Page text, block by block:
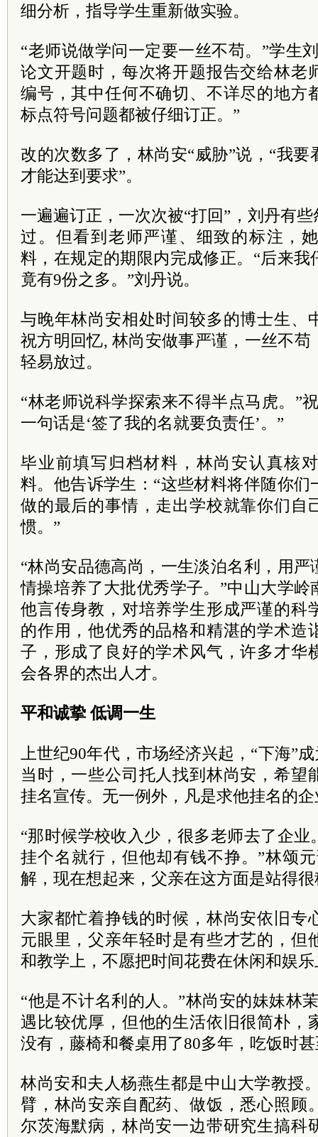
细分析，指导学生重新做实验。
“老师说做学问一定要一丝不苟。”学生
论文开题时，每次将开题报告交给林老
编号，其中任何不确切、不详尽的地方
标点符号问题都被仔细订正。”
改的次数多了，林尚安“威胁”说，“我
才能达到要求”。
一遍遍订正，一次次被“打回”，刘丹有
过。但看到老师严谨、细致的标注，
料，在规定的期限内完成修正。“后来
竟有9份之多。”刘丹说。
与晚年林尚安相处时间较多的博士生、
祝方明回忆, 林尚安做事严谨，一丝不
轻易放过。
“林老师说科学探索来不得半点马虎。”
一句话是‘签了我的名就要负责任’。”
毕业前填写归档材料，林尚安认真核
料。他告诉学生：“这些材料将伴随你
做的最后的事情，走出学校就靠你们自
惯。”
“林尚安品德高尚，一生淡泊名利，用
情操培养了大批优秀学子。”中山大学
他言传身教，对培养学生形成严谨的科
的作用，他优秀的品格和精湛的学术造
子，形成了良好的学术风气，许多才华
会各界的杰出人才。
平和诚挚 低调一生
上世纪90年代，市场经济兴起，“下海”
当时，一些公司托人找到林尚安，希望
挂名宣传。无一例外，凡是求他挂名的
“那时候学校收入少，很多老师去了企
挂个名就行，但他却有钱不挣。”林颂
解，现在想起来，父亲在这方面是站得很
大家都忙着挣钱的时候，林尚安依旧专
元眼里，父亲年轻时是有些才艺的，但
和教学上，不愿把时间花费在休闲和娱
“他是不计名利的人。”林尚安的妹妹林
遇比较优厚，但他的生活依旧很简朴，
没有，藤椅和餐桌用了80多年，吃饭时
林尚安和夫人杨燕生都是中山大学教授
臂，林尚安亲自配药、做饭，悉心照顾
尔茨海默病，林尚安一边带研究生搞科